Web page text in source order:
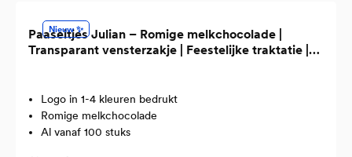
Nieuw ✨
Paaseitjes Julian – Romige melkchocolade |
Transparant vensterzakje | Feestelijke traktatie |
Logo in 1-4 kleuren bedrukt
Romige melkchocolade
Al vanaf 100 stuks